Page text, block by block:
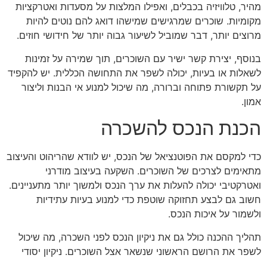
מהיר, טלוויזיה בכבלים, ואפילו המלצות על מסעדות ואטרקציות
מקומיות. שוכרים שמרגישים שמישהו דואג להם נוטים להיות
מרוצים יותר, דבר שמוביל לשיעור גבוה יותר של חידושי חוזים.
בנוסף, יצירת קשר ישיר עם השוכרים, תוך שמירה על זמינות
לשאלות או בעיות, יכולה לשפר את התחושה הכללית. יש להקפיד
על תקשורת פתוחה וברורה, מה שיכול למנוע אי הבנות וליצור
אמון.
הכנת הנכס להשכרה
כדי למקסם את הפוטנציאל של הנכס, יש לוודא שהריהוט והעיצוב
מתאימים לצרכים של השוכרים. השקעה בעיצוב מודרני
ואטרקטיבי יכולה להעלות את ערך הנכס ולמשוך יותר מתעניינים.
חשוב גם לבצע תחזוקה שוטפת כדי למנוע בעיות עתידיות
ולשמור על איכות הנכס.
תהליך ההכנה כולל גם את ניקיון הנכס לפני השכרה, מה שיכול
לשפר את הרושם הראשוני שנשאר אצל השוכרים. ניקיון יסודי